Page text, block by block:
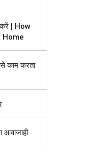
| How
काम करता